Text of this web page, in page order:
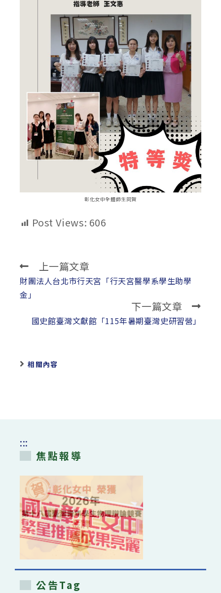
彰化女中全體師生同賀
Post Views: 606
Read
more
articles
上一篇文章
財團法人台北市行天宮「行天宮醫學系學生助學
金」
下一篇文章
國史館臺灣文獻館「115年暑期臺灣史研習營」
相關內容
:::
焦點報導
公告Tag